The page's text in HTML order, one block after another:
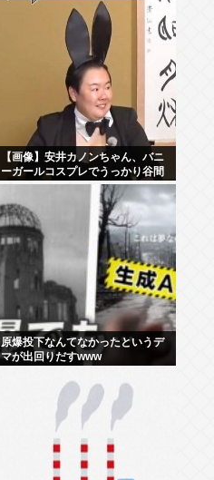
【画像】安井カノンちゃん、バニ
ーガールコスプレでうっかり谷間
が見えてしまう
原爆投下なんてなかったというデ
マが出回りだすwww